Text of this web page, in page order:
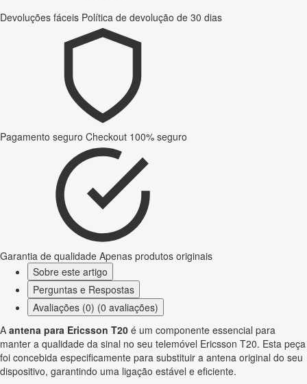
Devoluções fáceis Política de devolução de 30 dias
Pagamento seguro Checkout 100% seguro
Garantia de qualidade Apenas produtos originais
Sobre este artigo
Perguntas e Respostas
Avaliações (0) (0 avaliações)
A antena para Ericsson T20 é um componente essencial para
manter a qualidade da sinal no seu telemóvel Ericsson T20. Esta peça
foi concebida especificamente para substituir a antena original do seu
dispositivo, garantindo uma ligação estável e eficiente.